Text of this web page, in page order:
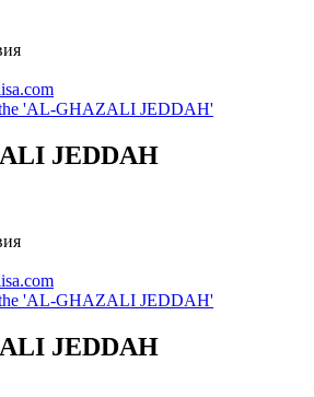
'AL-GHAZALI JEDDAH'
JEDDAH
'AL-GHAZALI JEDDAH'
JEDDAH